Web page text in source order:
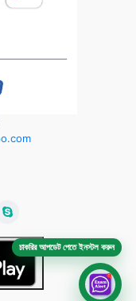
চাকরির আপডেট পেতে ইনস্টল করুন